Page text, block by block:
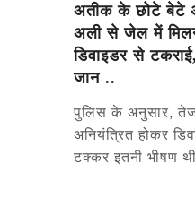
अतीक के छोटे बेटे
अली से जेल में
डिवाइडर से
जान ..
पुलिस के अनुसार,
अनियंत्रित होकर
टक्कर इतनी भीषण